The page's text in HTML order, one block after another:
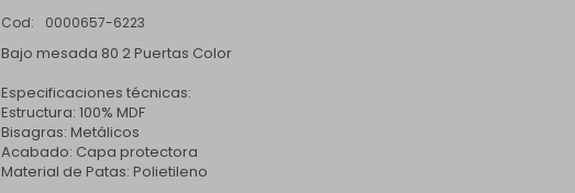
0000657-6223
Bajo mesada 80 2 Puertas Color
Especificaciones técnicas:
Estructura: 100% MDF
Bisagras: Metálicos
Acabado: Capa protectora
Material de Patas: Polietileno